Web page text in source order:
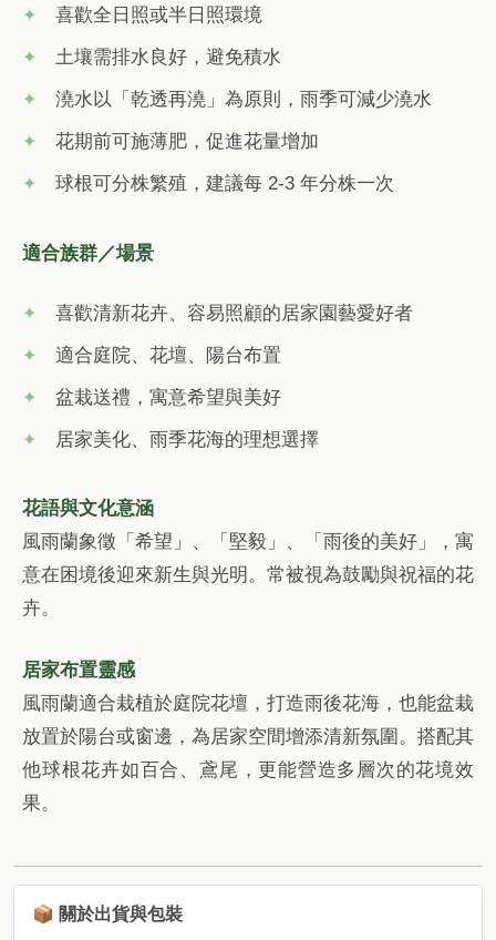
喜歡全日照或半日照環境
土壤需排水良好，避免積水
澆水以「乾透再澆」為原則，雨季可減少澆水
花期前可施薄肥，促進花量增加
球根可分株繁殖，建議每 2-3 年分株一次
適合族群／場景
喜歡清新花卉、容易照顧的居家園藝愛好者
適合庭院、花壇、陽台布置
盆栽送禮，寓意希望與美好
居家美化、雨季花海的理想選擇
花語與文化意涵
風雨蘭象徵「希望」、「堅毅」、「雨後的美好」，寓
意在困境後迎來新生與光明。常被視為鼓勵與祝福的花
卉。
居家布置靈感
風雨蘭適合栽植於庭院花壇，打造雨後花海，也能盆栽
放置於陽台或窗邊，為居家空間增添清新氛圍。搭配其
他球根花卉如百合、鳶尾，更能營造多層次的花境效
果。
📦 關於出貨與包裝